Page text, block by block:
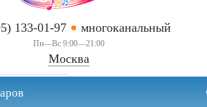
133-01-97 многоканальный
Пн—Вс 9:00—21:00
Москва